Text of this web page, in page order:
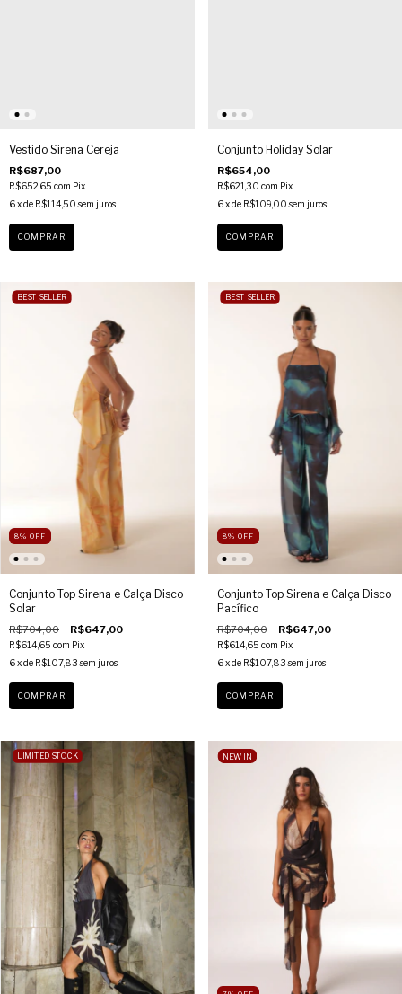
Vestido Sirena Cereja
R$687,00
R$652,65 com Pix
6x de R$114,50 sem juros
COMPRAR
Conjunto Holiday Solar
R$654,00
R$621,30 com Pix
6 x de R$109,00 sem juros
COMPRAR
BEST SELLER
8% OFF
Conjunto Top Sirena e Calça Disco
Solar
R$704,00 R$647,00
R$614,65 com Pix
6x de R$107,83 sem juros
COMPRAR
BEST SELLER
8% OFF
Conjunto Top Sirena e Calça Disco
Pacífico
R$704,00 R$647,00
R$614,65 com Pix
6 x de R$107,83 sem juros
COMPRAR
LIMITED STOCK NEW IN